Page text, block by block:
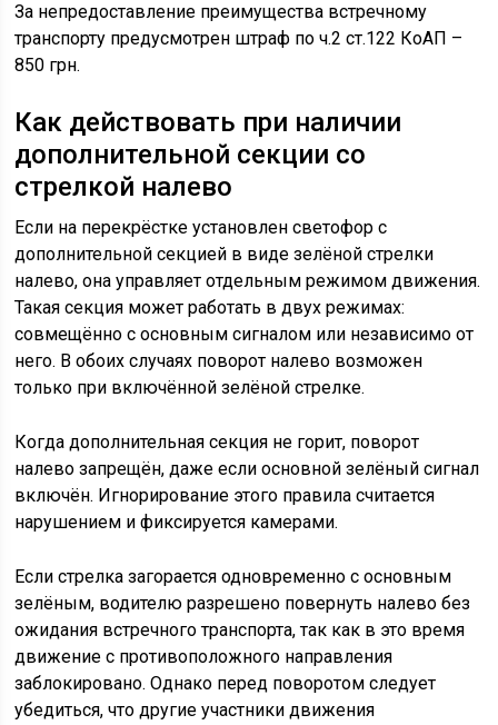
За непредоставление преимущества встречному
транспорту предусмотрен штраф по ч.2 ст.122 КоАП –
850 грн.
Как действовать при наличии
дополнительной секции со
стрелкой налево
Если на перекрёстке установлен светофор с
дополнительной секцией в виде зелёной стрелки
налево, она управляет отдельным режимом движения.
Такая секция может работать в двух режимах:
совмещённо с основным сигналом или независимо от
него. В обоих случаях поворот налево возможен
только при включённой зелёной стрелке.
Когда дополнительная секция не горит, поворот
налево запрещён, даже если основной зелёный сигнал
включён. Игнорирование этого правила считается
нарушением и фиксируется камерами.
Если стрелка загорается одновременно с основным
зелёным, водителю разрешено повернуть налево без
ожидания встречного транспорта, так как в это время
движение с противоположного направления
заблокировано. Однако перед поворотом следует
убедиться, что другие участники движения